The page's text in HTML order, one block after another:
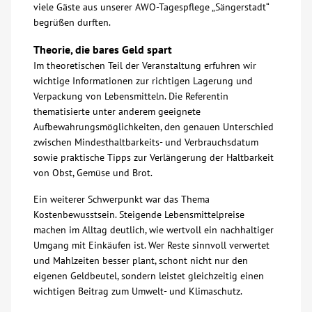
Glossar
Suche
Kontakt
AWO BB Süd
viele Gäste aus unserer AWO-Tagespflege „Sängerstadt“
begrüßen durften.
Theorie, die bares Geld spart
Im theoretischen Teil der Veranstaltung erfuhren wir
wichtige Informationen zur richtigen Lagerung und
Verpackung von Lebensmitteln. Die Referentin
thematisierte unter anderem geeignete
Aufbewahrungsmöglichkeiten, den genauen Unterschied
zwischen Mindesthaltbarkeits- und Verbrauchsdatum
sowie praktische Tipps zur Verlängerung der Haltbarkeit
von Obst, Gemüse und Brot.
Ein weiterer Schwerpunkt war das Thema
Kostenbewusstsein. Steigende Lebensmittelpreise
machen im Alltag deutlich, wie wertvoll ein nachhaltiger
Umgang mit Einkäufen ist. Wer Reste sinnvoll verwertet
und Mahlzeiten besser plant, schont nicht nur den
eigenen Geldbeutel, sondern leistet gleichzeitig einen
wichtigen Beitrag zum Umwelt- und Klimaschutz.